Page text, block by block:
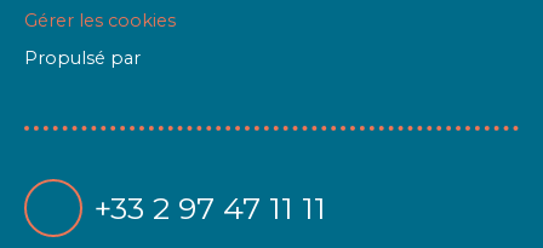
Gérer les cookies
Propulsé par
+33 2 97 47 11 11